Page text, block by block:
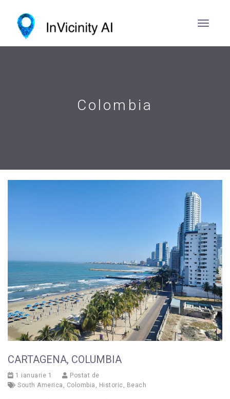
Colombia
CARTAGENA, COLUMBIA
1 ianuarie 1
Postat de
South America , Colombia , Historic , Beach